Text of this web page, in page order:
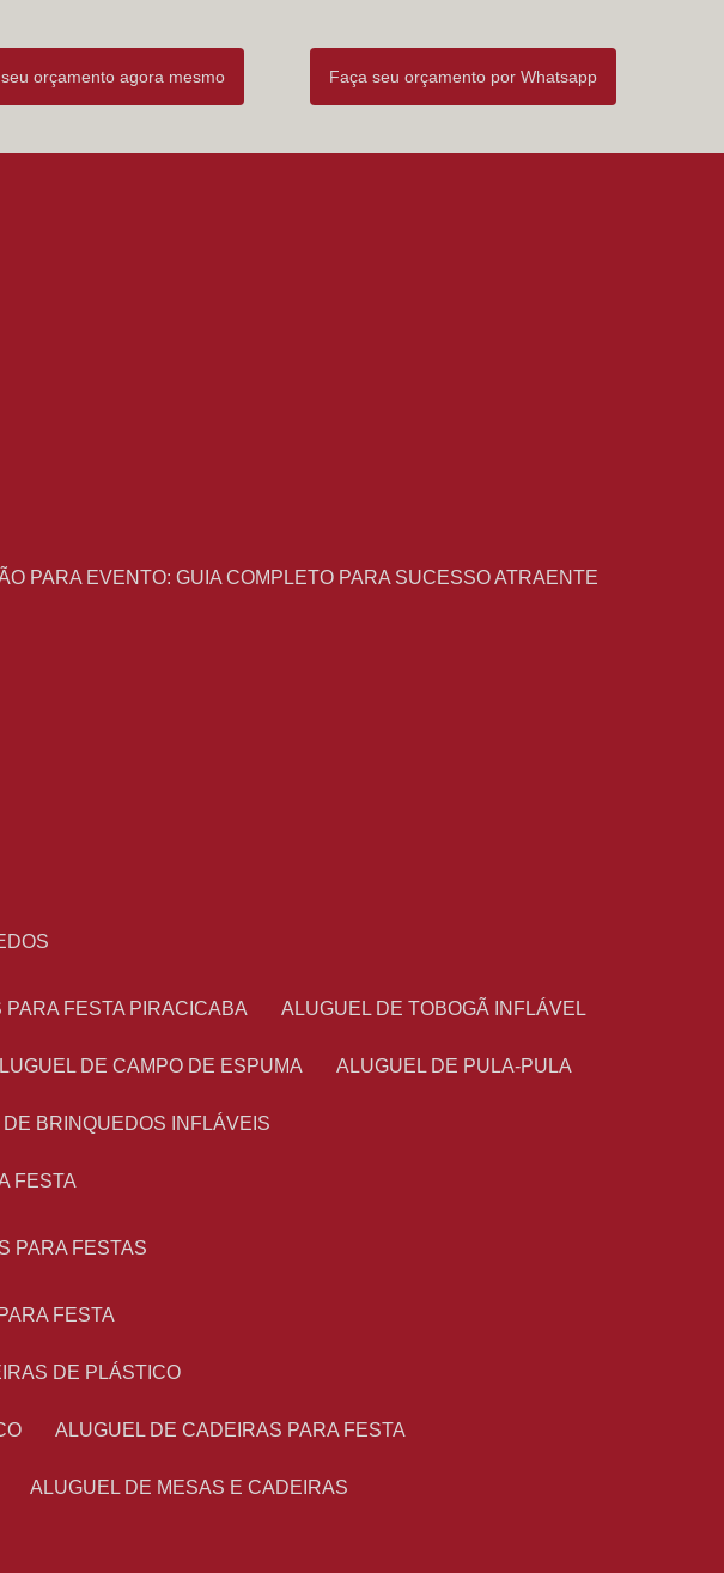
orçamento agora mesmo Faça seu orçamento por Whatsapp
PARA EVENTO: GUIA COMPLETO PARA SUCESSO ATRAENTE
PARA FESTA PIRACICABA ALUGUEL DE TOBOGÃ INFLÁVEL
ALUGUEL DE CAMPO DE ESPUMA ALUGUEL DE PULA-PULA
DE BRINQUEDOS INFLÁVEIS
FESTA
PARA FESTAS
FESTA
DE PLÁSTICO
ALUGUEL DE CADEIRAS PARA FESTA
ALUGUEL DE MESAS E CADEIRAS